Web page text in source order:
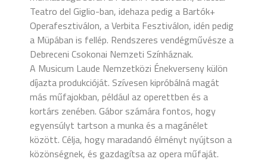
Teatro del Giglio-ban, idehaza pedig a Bartók+
Operafesztiválon, a Verbita Fesztiválon, idén pedig
a Müpában is fellép. Rendszeres vendégművésze a
Debreceni Csokonai Nemzeti Színháznak.
A Musicum Laude Nemzetközi Énekverseny külön
díjazta produkcióját. Szívesen kipróbálná magát
más műfajokban, például az operettben és a
kortárs zenében. Gábor számára fontos, hogy
egyensúlyt tartson a munka és a magánélet
között. Célja, hogy maradandó élményt nyújtson a
közönségnek, és gazdagítsa az opera műfaját.